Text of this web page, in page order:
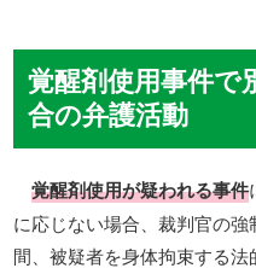
覚醒剤使用事件で
合の弁護活動
覚醒剤使用が疑われる事件
に応じない場合、裁判官の
間、被疑者を身体拘束する法